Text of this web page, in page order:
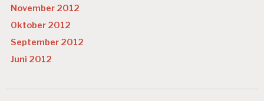
November 2012
Oktober 2012
September 2012
Juni 2012